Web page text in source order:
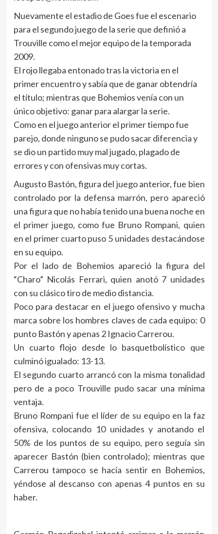
Nuevamente el estadio de Goes fue el escenario
para el segundo juego de la serie que definió a
Trouville como el mejor equipo de la temporada
2009.
El rojo llegaba entonado tras la victoria en el
primer encuentro y sabía que de ganar obtendría
el título; mientras que Bohemios venía con un
único objetivo: ganar para alargar la serie.
Como en el juego anterior el primer tiempo fue
parejo, donde ninguno se pudo sacar diferencia y
se dio un partido muy mal jugado, plagado de
errores y con ofensivas muy cortas.
Augusto Bastón, figura del juego anterior, fue bien
controlado por la defensa marrón, pero apareció
una figura que no había tenido una buena noche en
el primer juego, como fue Bruno Rompani, quien
en el primer cuarto puso 5 unidades destacándose
en su equipo.
Por el lado de Bohemios apareció la figura del
“Charo” Nicolás Ferrari, quien anotó 7 unidades
con su clásico tiro de medio distancia.
Poco para destacar en el juego ofensivo y mucha
marca sobre los hombres claves de cada equipo: 0
punto Bastón y apenas 2 Ignacio Carrerou.
Un cuarto flojo desde lo basquetbolístico que
culminó igualado: 13-13.
El segundo cuarto arrancó con la misma tonalidad
pero de a poco Trouville pudo sacar una mínima
ventaja.
Bruno Rompani fue el líder de su equipo en la faz
ofensiva, colocando 10 unidades y anotando el
50% de los puntos de su equipo, pero seguía sin
aparecer Bastón (bien controlado); mientras que
Carrerou tampoco se hacía sentir en Bohemios,
yéndose al descanso con apenas 4 puntos en su
haber.